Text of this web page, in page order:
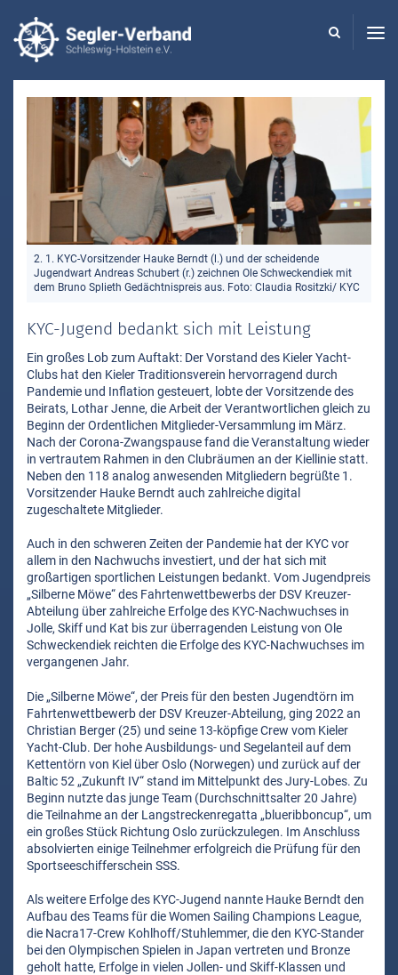
2. 1. KYC-Vorsitzender Hauke Berndt (l.) und der scheidende
Jugendwart Andreas Schubert (r.) zeichnen Ole Schweckendiek mit
dem Bruno Splieth Gedächtnispreis aus. Foto: Claudia Rositzki/ KYC
KYC-Jugend bedankt sich mit Leistung
Ein großes Lob zum Auftakt: Der Vorstand des Kieler Yacht-
Clubs hat den Kieler Traditionsverein hervorragend durch
Pandemie und Inflation gesteuert, lobte der Vorsitzende des
Beirats, Lothar Jenne, die Arbeit der Verantwortlichen gleich zu
Beginn der Ordentlichen Mitglieder-Versammlung im März.
Nach der Corona-Zwangspause fand die Veranstaltung wieder
in vertrautem Rahmen in den Clubräumen an der Kiellinie statt.
Neben den 118 analog anwesenden Mitgliedern begrüßte 1.
Vorsitzender Hauke Berndt auch zahlreiche digital
zugeschaltete Mitglieder.
Auch in den schweren Zeiten der Pandemie hat der KYC vor
allem in den Nachwuchs investiert, und der hat sich mit
großartigen sportlichen Leistungen bedankt. Vom Jugendpreis
„Silberne Möwe“ des Fahrtenwettbewerbs der DSV Kreuzer-
Abteilung über zahlreiche Erfolge des KYC-Nachwuchses in
Jolle, Skiff und Kat bis zur überragenden Leistung von Ole
Schweckendiek reichten die Erfolge des KYC-Nachwuchses im
vergangenen Jahr.
Die „Silberne Möwe“, der Preis für den besten Jugendtörn im
Fahrtenwettbewerb der DSV Kreuzer-Abteilung, ging 2022 an
Christian Berger (25) und seine 13-köpfige Crew vom Kieler
Yacht-Club. Der hohe Ausbildungs- und Segelanteil auf dem
Kettentörn von Kiel über Oslo (Norwegen) und zurück auf der
Baltic 52 „Zukunft IV“ stand im Mittelpunkt des Jury-Lobes. Zu
Beginn nutzte das junge Team (Durchschnittsalter 20 Jahre)
die Teilnahme an der Langstreckenregatta „blueribboncup“, um
ein großes Stück Richtung Oslo zurückzulegen. Im Anschluss
absolvierten einige Teilnehmer erfolgreich die Prüfung für den
Sportseeschifferschein SSS.
Als weitere Erfolge des KYC-Jugend nannte Hauke Berndt den
Aufbau des Teams für die Women Sailing Champions League,
die Nacra17-Crew Kohlhoff/Stuhlemmer, die den KYC-Stander
bei den Olympischen Spielen in Japan vertreten und Bronze
geholt hatte, Erfolge in vielen Jollen- und Skiff-Klassen und